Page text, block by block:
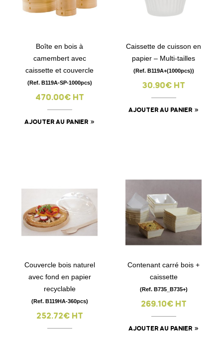
Boîte en bois à
camembert avec
caissette et couvercle
(Ref. B119A-SP-1000pcs)
470.00€ HT
AJOUTER AU PANIER
Caissette de cuisson en
papier – Multi-tailles
(Ref. B119A+(1000pcs))
30.90€ HT
AJOUTER AU PANIER
Couvercle bois naturel
avec fond en papier
recyclable
(Ref. B119HA-360pcs)
252.72€ HT
Contenant carré bois +
caissette
(Ref. B735_B735+)
269.10€ HT
AJOUTER AU PANIER